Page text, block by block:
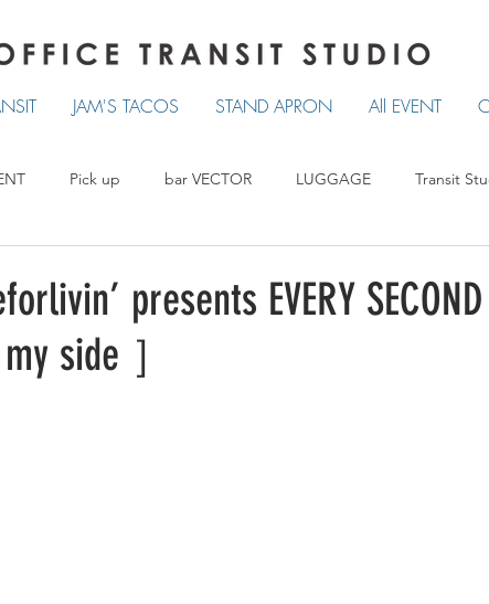
JAM'S TACOS STAND APRON All EVENT
Pick up bar VECTOR LUGGAGE Transit
presents EVERY SECOND
side ］